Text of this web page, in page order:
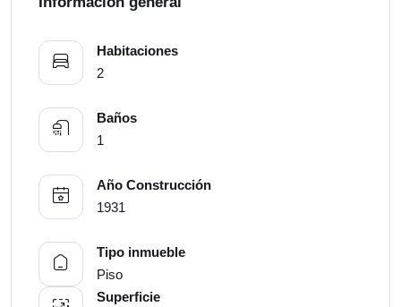
Habitaciones
2
Baños
1
Año Construcción
1931
Tipo inmueble
Piso
Superficie